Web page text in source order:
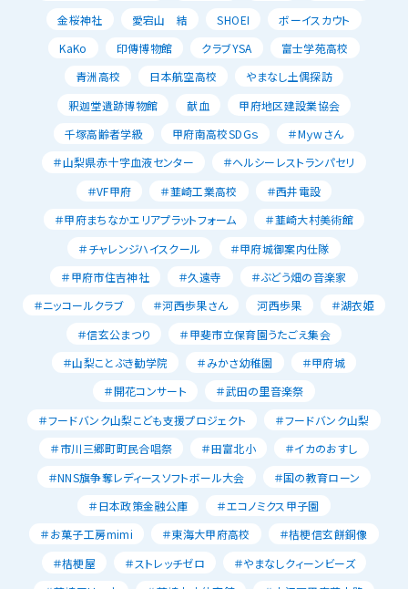
金桜神社
愛宕山 結 SHOEI
ボーイスカウト
KaKo
印傳博物館 クラブYSA
富士学苑高校
青洲高校
日本航空高校
やまなし土偶探訪
釈迦堂遺跡博物館
献血
甲府地区建設業協会
千塚高齢者学級
甲府南高校SDGｓ
＃Mｙwさん
＃山梨県赤十字血液センター
＃ヘルシーレストランパセリ
＃VF甲府
＃韮崎工業高校
＃西井電設
＃甲府まちなかエリアプラットフォーム
＃韮崎大村美術館
＃チャレンジハイスクール
＃甲府城御案内仕隊
＃甲府市住吉神社
＃久遠寺
＃ぶどう畑の音楽家
＃ニッコールクラブ
＃河西歩果さん 河西歩果
＃湖衣姫
＃信玄公まつり
＃甲斐市立保育園うたごえ集会
＃山梨ことぶき勧学院
＃みかさ幼稚園
＃甲府城
＃開花コンサート
＃武田の里音楽祭
＃フードバンク山梨こども支援プロジェクト
＃フードバンク山梨
＃市川三郷町町民合唱祭
＃田富北小
＃イカのおすし
＃NNS旗争奪レディースソフトボール大会
＃国の教育ローン
＃日本政策金融公庫
＃エコノミクス甲子園
＃お菓子工房mimi
＃東海大甲府高校
＃桔梗信玄餅銅像
＃桔梗屋
＃ストレッチゼロ
＃やまなしクィーンビーズ